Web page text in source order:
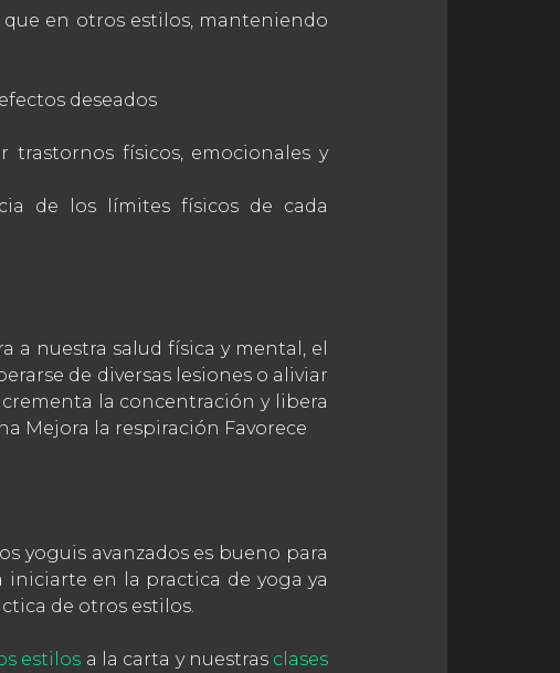
en otros estilos, manteniendo
deseados
trastornos físicos, emocionales y
de los límites físicos de cada
a nuestra salud física y mental, el
de diversas lesiones o aliviar
la concentración y libera
Mejora la respiración Favorece
yoguis avanzados es bueno para
en la practica de yoga ya
de otros estilos.
estilos a la carta y nuestras clases